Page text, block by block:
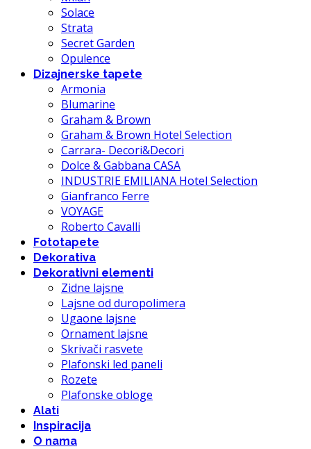
Solace
Strata
Secret Garden
Opulence
Dizajnerske tapete
Armonia
Blumarine
Graham & Brown
Graham & Brown Hotel Selection
Carrara- Decori&Decori
Dolce & Gabbana CASA
INDUSTRIE EMILIANA Hotel Selection
Gianfranco Ferre
VOYAGE
Roberto Cavalli
Fototapete
Dekorativa
Dekorativni elementi
Zidne lajsne
Lajsne od duropolimera
Ugaone lajsne
Ornament lajsne
Skrivači rasvete
Plafonski led paneli
Rozete
Plafonske obloge
Alati
Inspiracija
O nama